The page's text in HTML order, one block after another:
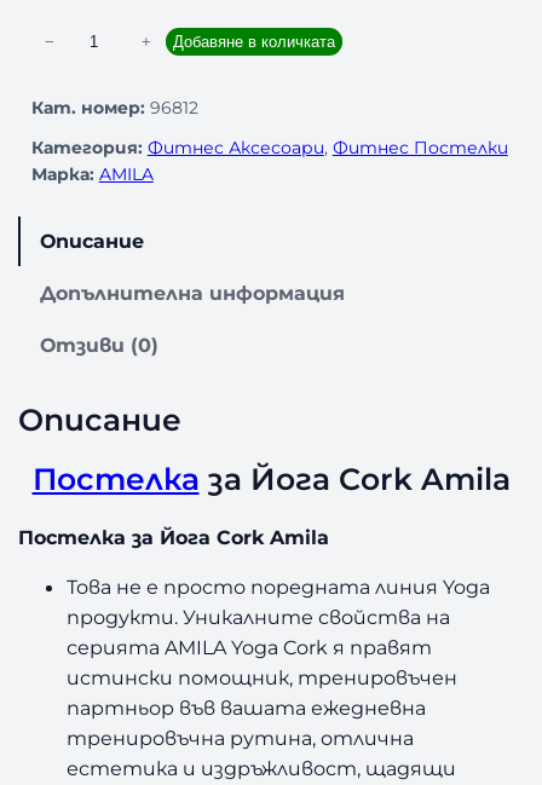
л
ч
е
т
с
е
л
а
− + Добавяне в количката
Кат. номер: 96812
Категория: Фитнес Аксесоари, Фитнес Постелки
Марка: AMILA
Описание
Допълнителна информация
Отзиви (0)
Описание
Постелка за Йога Cork Amila
Постелка за Йога Cork Amila
Това не е просто поредната линия Yoga
продукти. Уникалните свойства на
серията AMILA Yoga Cork я правят
истински помощник, тренировъчен
партньор във вашата ежедневна
тренировъчна рутина, отлична
естетика и издръжливост, щадящи